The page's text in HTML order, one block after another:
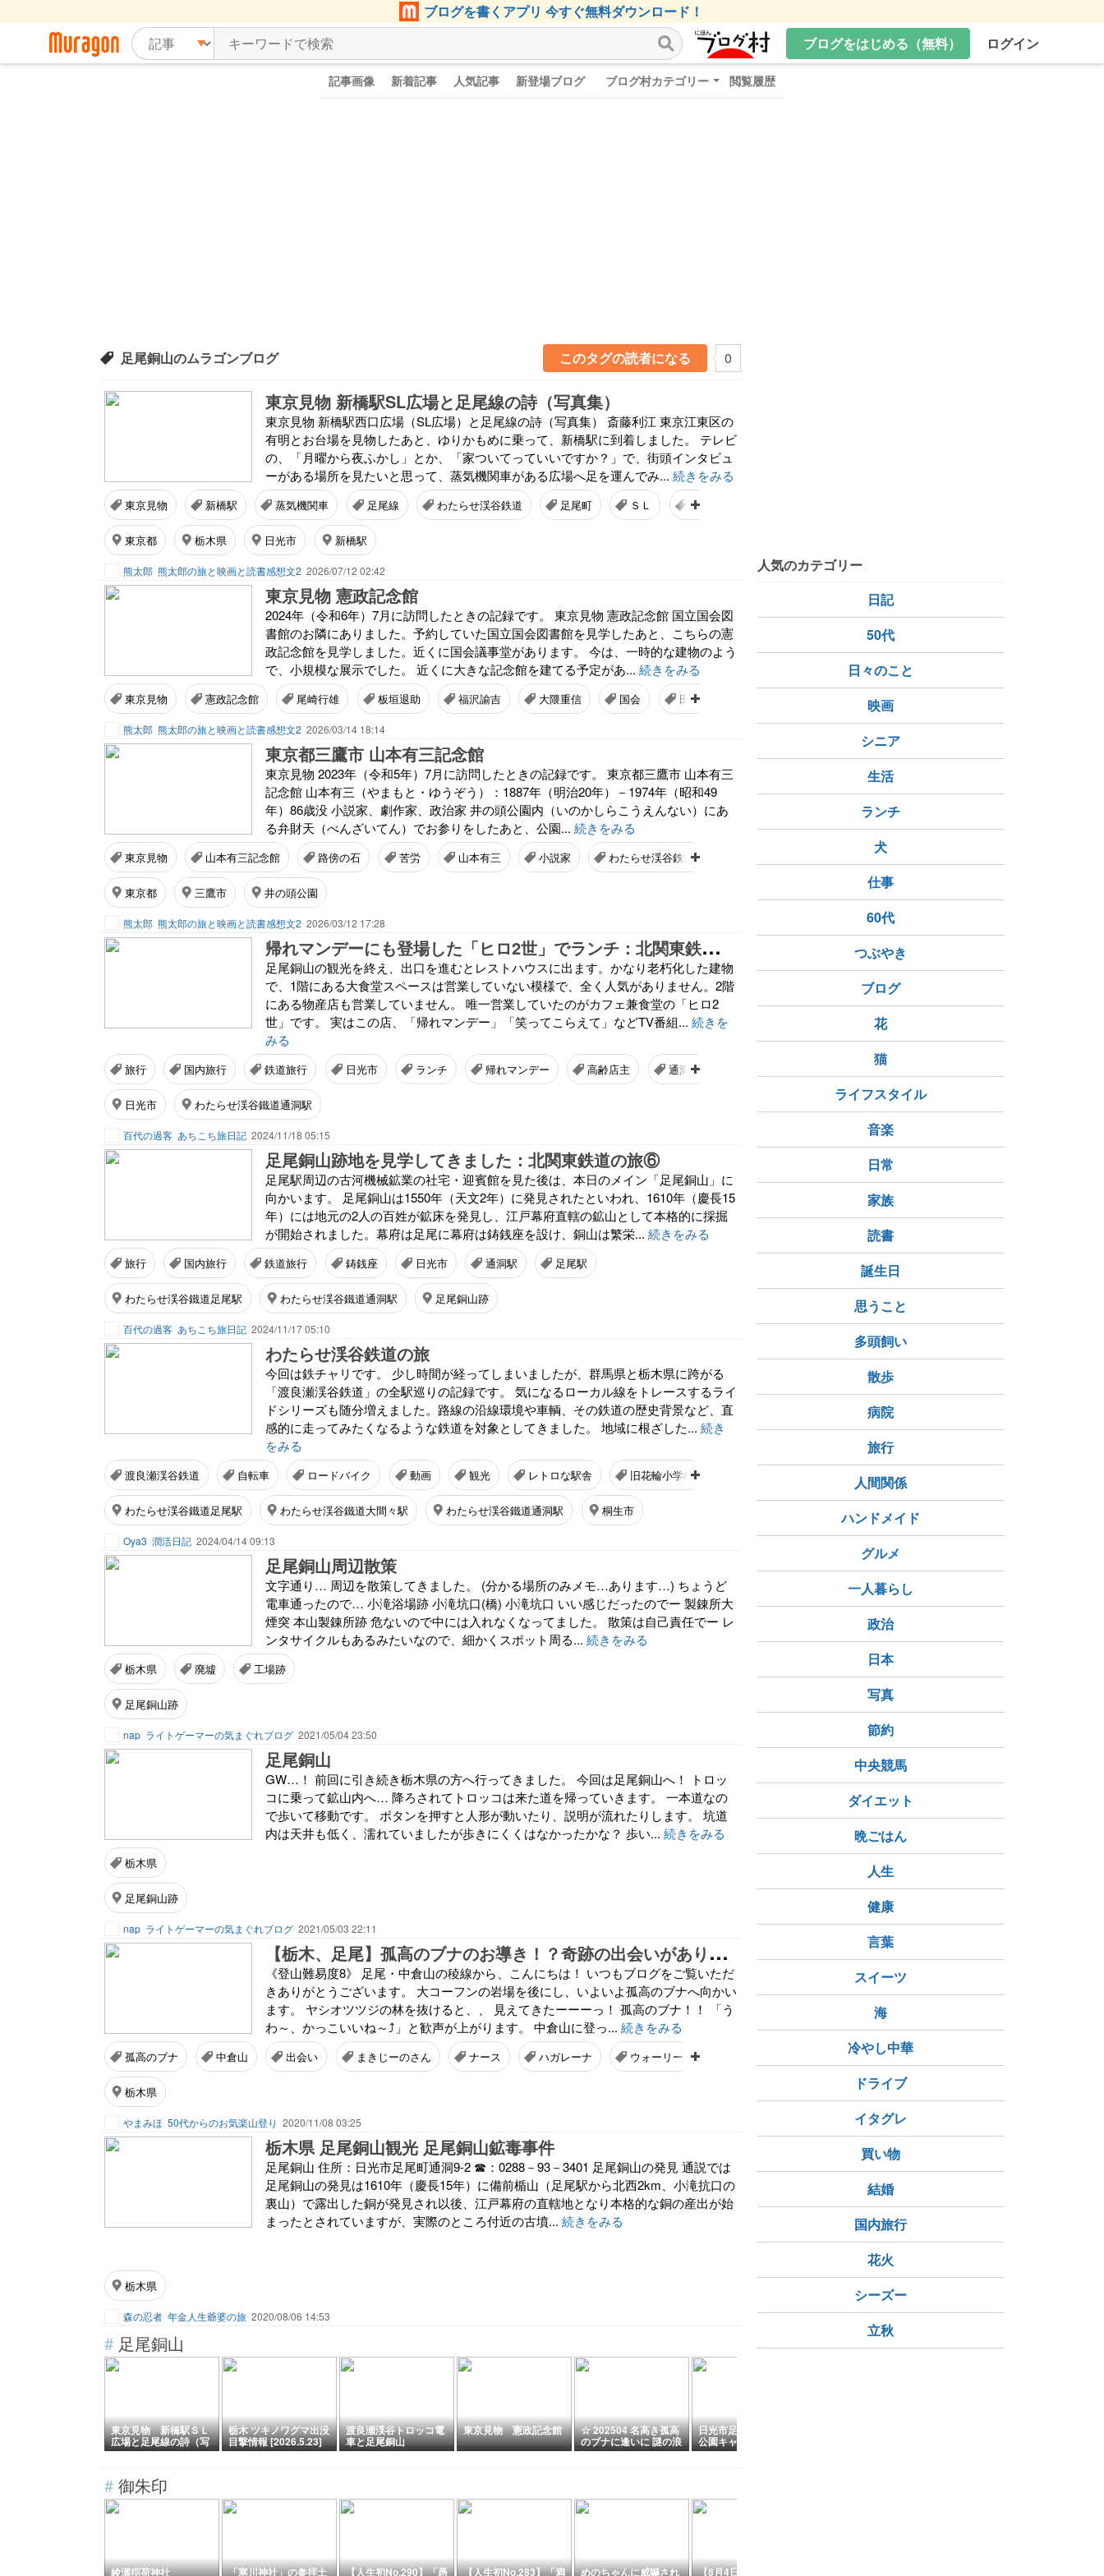
ブログを書くアプリ 今すぐ無料ダウンロード！
ブログをはじめる（無料）
ログイン
記事画像 新着記事 人気記事 新登場ブログ ブログ村カテゴリー 閲覧履歴
足尾銅山のムラゴンブログ このタグの読者になる 0
東京見物 新橋駅SL広場と足尾線の詩（写真集）
東京見物 新橋駅西口広場（SL広場）と足尾線の詩（写真集） 斎藤利江 東京江東区の
有明とお台場を見物したあと、ゆりかもめに乗って、新橋駅に到着しました。 テレビ
の、「月曜から夜ふかし」とか、「家ついてっていいですか？」で、街頭インタビュ
ーがある場所を見たいと思って、蒸気機関車がある広場へ足を運んでみ... 続きをみる
東京見物 新橋駅 蒸気機関車 足尾線 わたらせ渓谷鉄道 足尾町 ＳＬ 足尾線の詩
東京都 栃木県 日光市 新橋駅
熊太郎 熊太郎の旅と映画と読書感想文2 2026/07/12 02:42
東京見物 憲政記念館
2024年（令和6年）7月に訪問したときの記録です。 東京見物 憲政記念館 国立国会図
書館のお隣にありました。予約していた国立国会図書館を見学したあと、こちらの憲
政記念館を見学しました。近くに国会議事堂があります。 今は、一時的な建物のよう
で、小規模な展示でした。 近くに大きな記念館を建てる予定があ... 続きをみる
東京見物 憲政記念館 尾崎行雄 板垣退助 福沢諭吉 大隈重信 国会 田中正造
熊太郎 熊太郎の旅と映画と読書感想文2 2026/03/14 18:14
東京都三鷹市 山本有三記念館
東京見物 2023年（令和5年）7月に訪問したときの記録です。 東京都三鷹市 山本有三
記念館 山本有三（やまもと・ゆうぞう）：1887年（明治20年）－1974年（昭和49
年）86歳没 小説家、劇作家、政治家 井の頭公園内（いのかしらこうえんない）にあ
る弁財天（べんざいてん）でお参りをしたあと、公園... 続きをみる
東京見物 山本有三記念館 路傍の石 苦労 山本有三 小説家 わたらせ渓谷鉄道
東京都 三鷹市 井の頭公園
熊太郎 熊太郎の旅と映画と読書感想文2 2026/03/12 17:28
帰
れマンデーにも登場した「ヒロ2世」でランチ：北関東鉄道の旅⑦
足尾銅山の観光を終え、出口を進むとレストハウスに出ます。かなり老朽化した建物
で、1階にある大食堂スペースは営業していない模様で、全く人気がありません。2階
にある物産店も営業していません。 唯一営業していたのがカフェ兼食堂の「ヒロ2
世」です。 実はこの店、「帰れマンデー」「笑ってこらえて」などTV番組... 続きを
みる
旅行 国内旅行 鉄道旅行 日光市 ランチ 帰れマンデー 高齢店主 通洞駅
日光市 わたらせ渓谷鐵道通洞駅
百代の過客 あちこち旅日記 2024/11/18 05:15
足尾銅山跡地を見学してきました：北関東鉄道の旅⑥
足尾駅周辺の古河機械鉱業の社宅・迎賓館を見た後は、本日のメイン「足尾銅山」に
向かいます。 足尾銅山は1550年（天文2年）に発見されたといわれ、1610年（慶長15
年）には地元の2人の百姓が鉱床を発見し、江戸幕府直轄の鉱山として本格的に採掘
が開始されました。幕府は足尾に幕府は鋳銭座を設け、銅山は繁栄... 続きをみる
旅行 国内旅行 鉄道旅行 鋳銭座 日光市 通洞駅 足尾駅
わたらせ渓谷鐵道足尾駅 わたらせ渓谷鐵道通洞駅 足尾銅山跡
百代の過客 あちこち旅日記 2024/11/17 05:10
わたらせ渓谷鉄道の旅
今回は鉄チャリです。 少し時間が経ってしまいましたが、群馬県と栃木県に跨がる
「渡良瀬渓谷鉄道」の全駅巡りの記録です。 気になるローカル線をトレースするライ
ドシリーズも随分増えました。路線の沿線環境や車輌、その鉄道の歴史背景など、直
感的に走ってみたくなるような鉄道を対象としてきました。 地域に根ざした... 続き
をみる
渡良瀬渓谷鉄道 自転車 ロードバイク 動画 観光 レトロな駅舎 旧花輪小学校
わたらせ渓谷鐵道足尾駅 わたらせ渓谷鐵道大間々駅 わたらせ渓谷鐵道通洞駅 桐生市
Oya3 潤活日記 2024/04/14 09:13
足尾銅山周辺散策
文字通り… 周辺を散策してきました。 (分かる場所のみメモ…あります…) ちょうど
電車通ったので… 小滝浴場跡 小滝坑口(橋) 小滝坑口 いい感じだったのでー 製錬所大
煙突 本山製錬所跡 危ないので中には入れなくなってました。 散策は自己責任でー レ
ンタサイクルもあるみたいなので、細かくスポット周る... 続きをみる
栃木県 廃墟 工場跡
足尾銅山跡
nap ライトゲーマーの気まぐれブログ 2021/05/04 23:50
足尾銅山
GW…！ 前回に引き続き栃木県の方へ行ってきました。 今回は足尾銅山へ！ トロッ
コに乗って鉱山内へ… 降ろされてトロッコは来た道を帰っていきます。 一本道なの
で歩いて移動です。 ボタンを押すと人形が動いたり、説明が流れたりします。 坑道
内は天井も低く、濡れていましたが歩きにくくはなかったかな？ 歩い... 続きをみる
栃木県
足尾銅山跡
nap ライトゲーマーの気まぐれブログ 2021/05/03 22:11
【
栃木、足尾】孤高のブナのお導き！？奇跡の出会いがありました《後編》2020年11月3日(祝)
《登山難易度8》 足尾・中倉山の稜線から、こんにちは！ いつもブログをご覧いただ
きありがとうございます。 大コーフンの岩場を後にし、いよいよ孤高のブナへ向かい
ます。 ヤシオツツジの林を抜けると、、 見えてきたーーーっ！ 孤高のブナ！！ 「う
わ～、かっこいいね～⤴️」と歓声が上がります。 中倉山に登っ... 続きをみる
孤高のブナ 中倉山 出会い まきじーのさん ナース ハガレーナ ウォーリー
栃木県
やまみほ 50代からのお気楽山登り 2020/11/08 03:25
栃木県 足尾銅山観光 足尾銅山鉱毒事件
足尾銅山 住所：日光市足尾町通洞9-2 ☎：0288－93－3401 足尾銅山の発見 通説では
足尾銅山の発見は1610年（慶長15年）に備前楯山（足尾駅から北西2km、小滝抗口の
裏山）で露出した銅が発見され以後、江戸幕府の直轄地となり本格的な銅の産出が始
まったとされていますが、実際のところ付近の古墳... 続きをみる
栃木県
森の忍者 年金人生爺婆の旅 2020/08/06 14:53
# 足尾銅山
東京見物 新橋駅ＳＬ
広場と足尾線の詩（写
真集）
栃木 ツキノワグマ出没
目撃情報 [2026.5.23]
渡良瀬渓谷トロッコ電
車と足尾銅山
東京見物 憲政記念館 ☆ 202504 名高き孤高
のブナに逢いに 謎の浪
平ピーク 沢入山 ☆
日光市足尾町・銀山平
公園キャンプ場 クマ目
撃出没情報
# 御朱印
綾瀬稲荷神社 「寒川神社」の参拝土 【人生初No.290】「愚 【人生初No.283】「満 めのちゃんに威嚇され 【8月4日5日限定】年
人気のカテゴリー
日記
50代
日々のこと
映画
シニア
生活
ランチ
犬
仕事
60代
つぶやき
ブログ
花
猫
ライフスタイル
音楽
日常
家族
読書
誕生日
思うこと
多頭飼い
散歩
病院
旅行
人間関係
ハンドメイド
グルメ
一人暮らし
政治
日本
写真
節約
中央競馬
ダイエット
晩ごはん
人生
健康
言葉
スイーツ
海
冷やし中華
ドライブ
イタグレ
買い物
結婚
国内旅行
花火
シーズー
立秋